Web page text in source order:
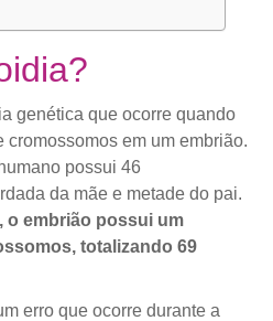
genética que ocorre quando
cromossomos em um embrião.
possui 46
da mãe e metade do pai.
o embrião possui um
totalizando 69
erro que ocorre durante a